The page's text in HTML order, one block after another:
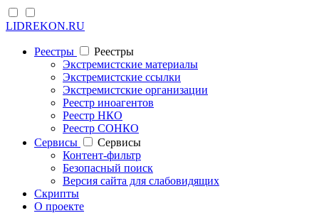
LIDREKON.RU
Реестры
Реестры
Экстремистские материалы
Экстремистские ссылки
Экстремистские организации
Реестр иноагентов
Реестр НКО
Реестр СОНКО
Cервисы
Cервисы
Контент-фильтр
Безопасный поиск
Версия сайта для слабовидящих
Скрипты
О проекте